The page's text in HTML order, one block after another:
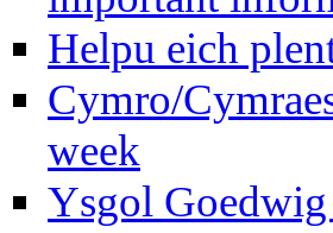
Helpu eich
Cymro/
week
Ysgol